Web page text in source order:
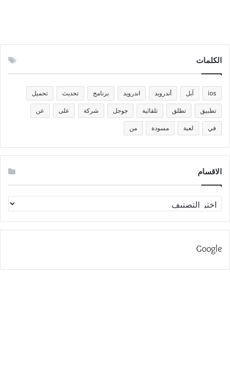
الكلمات
ios آبل أندرويد اندرويد برنامج تحديث تحميل
تطبيق تطلق تلقائية جوجل شركة على عن
في لعبة مسودة من
الاقسام
الاقسام
Google